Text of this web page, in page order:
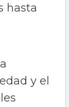
hasta
y el